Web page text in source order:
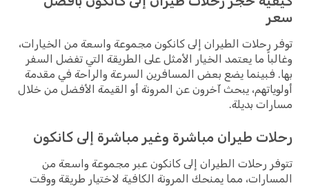
رحلات الطيران إلى كانكون مجموعة واسعة من الخيارات،
ما يعتمد الخيار الأمثل على الطريقة التي تفضل السفر
فبينما يضع بعض المسافرين السرعة والراحة في مقدمة
يبحث آخرون عن المرونة أو القيمة الأفضل من خلال
بديلة.
طيران مباشرة وغير مباشرة إلى كانكون
رحلات الطيران إلى كانكون عبر مجموعة واسعة من
مما يمنحك المرونة الكافية لاختيار طريقة ووقت